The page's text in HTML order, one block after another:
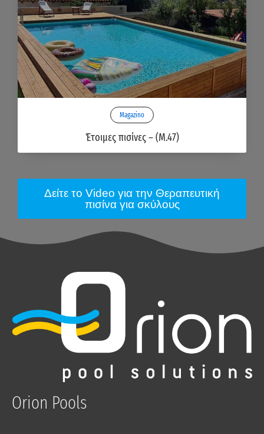
Magazino
Έτοιμες πισίνες – (M.47)
Δείτε το Video για την Θεραπευτική
πισίνα για σκύλους
Orion Pools